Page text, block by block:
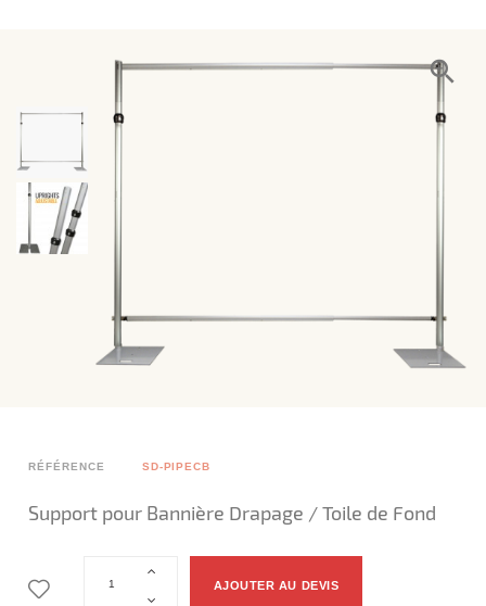
RÉFÉRENCE SD-PIPECB
Support pour Bannière Drapage / Toile de Fond
AJOUTER AU DEVIS